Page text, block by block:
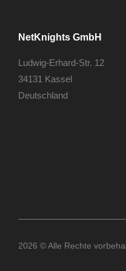
NetKnights GmbH
Ludwig-Erhard-Str. 12
34131 Kassel
Deutschland
2026 © Alle Rechte